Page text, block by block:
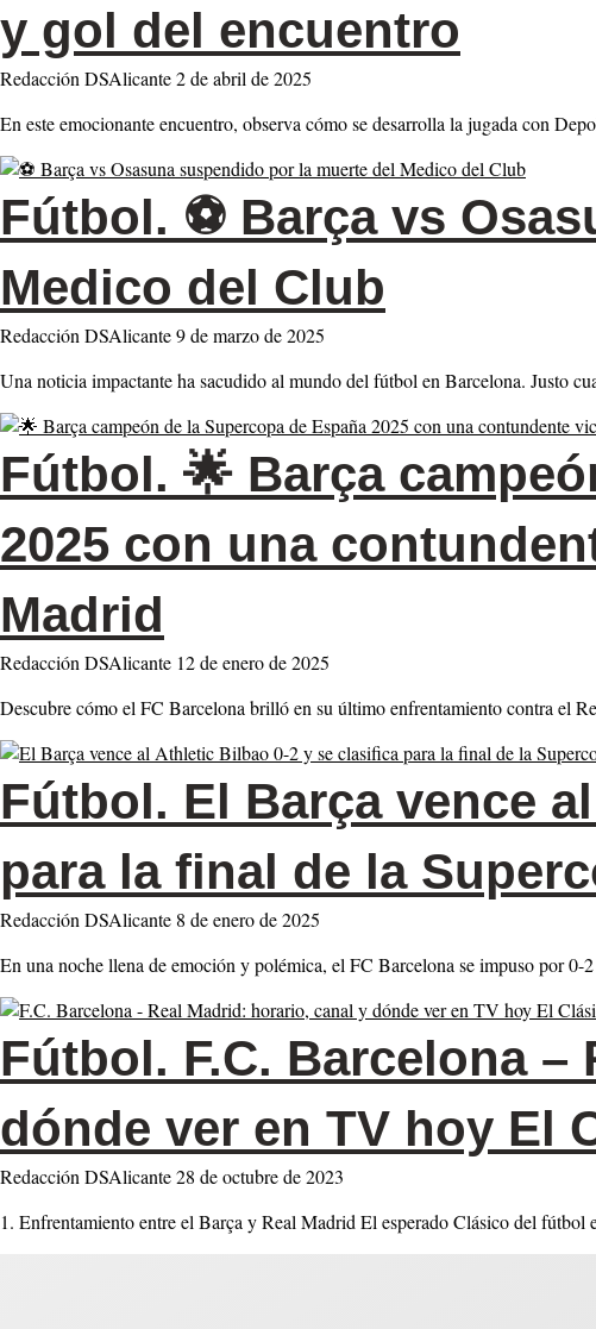
y gol del encuentro
Redacción DSAlicante2 de abril de 2025
En este emocionante encuentro, observa cómo se desarrolla la jugada con
Fútbol. ⚽ Barça vs
Medico del Club
Redacción DSAlicante9 de marzo de 2025
Una noticia impactante ha sacudido al mundo del fútbol en Barcelona. Justo
Fútbol. 🌟 Barça
2025 con una
Madrid
Redacción DSAlicante 12 de enero de 2025
Descubre cómo el FC Barcelona brilló en su último enfrentamiento contra el
Fútbol. El Barça vence
para la final de la
Redacción DSAlicante 8 de enero de 2025
En una noche llena de emoción y polémica, el FC Barcelona se impuso por
Fútbol. F.C. Barcelona
dónde ver en TV hoy El
Redacción DSAlicante28 de octubre de 2023
1. Enfrentamiento entre el Barça y Real Madrid El esperado Clásico del